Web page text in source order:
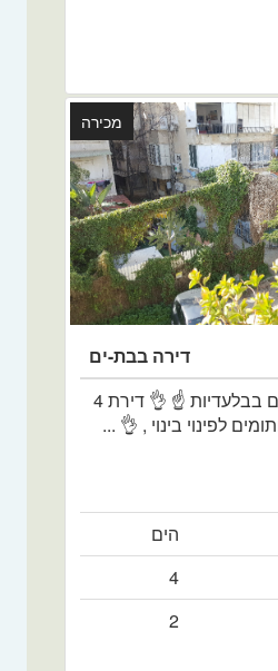
מכירה
דירה בבת-ים
👈 למכירה בבת ים בבלעדיות ☝️ 👌 דירת 4
הים
4
2